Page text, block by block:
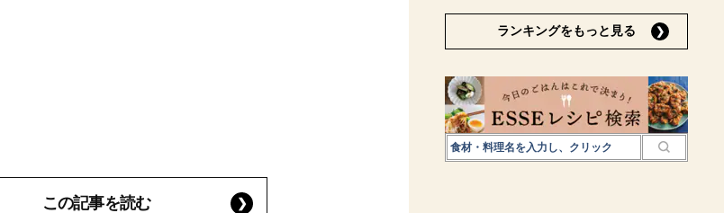
この記事を読む
ランキングをもっと見る